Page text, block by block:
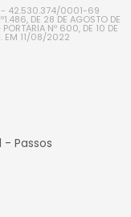
- 42.530.374/0001-69
DE 28 DE AGOSTO DE
Nº 600, DE 10 DE
EM 11/08/2022
- Passos